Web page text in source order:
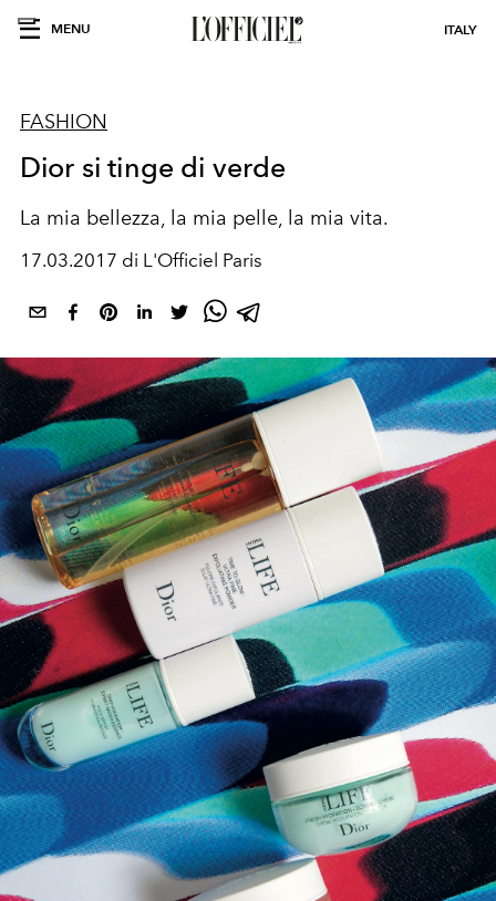
MENU ITALY
FASHION
Dior si tinge di verde
La mia bellezza, la mia pelle, la mia vita.
17.03.2017 di L'Officiel Paris